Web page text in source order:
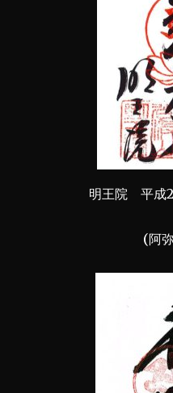
明王院 平成
(阿